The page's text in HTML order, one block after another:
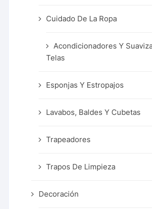
Cuidado De La Ropa
Acondicionadores Y
Telas
Esponjas Y Estropajos
Lavabos, Baldes Y Cubetas
Trapeadores
Trapos De Limpieza
Decoración